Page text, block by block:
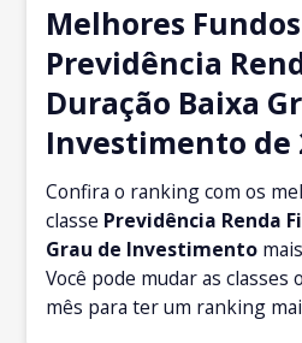
Melhores
Previdência
Duração Baixa
Investimento de
Confira o ranking com os
classe Previdência Renda
Grau de Investimento
Você pode mudar as classes
mês para ter um ranking